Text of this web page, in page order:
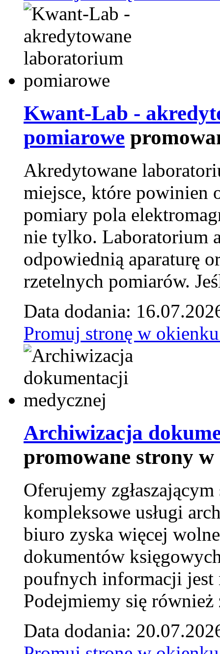
Kwant-Lab -
pomiarowe
Akredytowane
miejsce, które powinien
pomiary pola
nie tylko. Laboratorium
odpowiednią aparaturę
rzetelnych pomiarów.
Data dodania:
Promuj stronę w
Archiwizacja
promowane strony
Oferujemy
kompleksowe usługi
biuro zyska więcej
dokumentów
poufnych informacji jest
Podejmiemy się
Data dodania: